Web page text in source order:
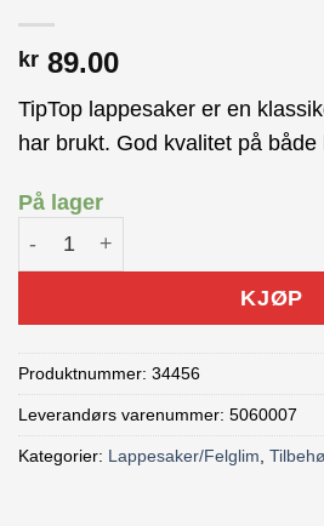
kr 89.00
TipTop lappesaker er en
har brukt. God kvalitet på både
På lager
KJØP
Produktnummer: 34456
Leverandørs varenummer: 5060007
Kategorier: Lappesaker/Felglim,